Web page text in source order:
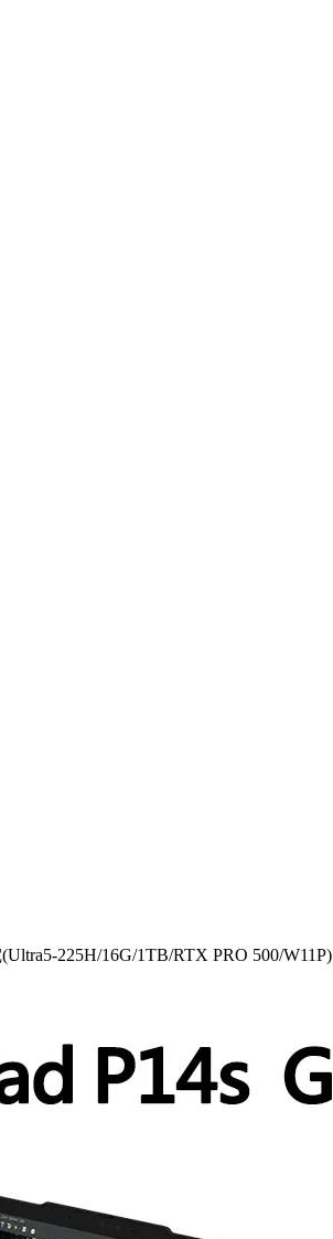
225H/16G/1TB/RTX PRO 500/W11P)